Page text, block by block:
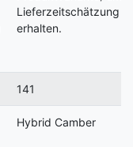
Lieferzeitschätzung
erhalten.
141
Hybrid Camber